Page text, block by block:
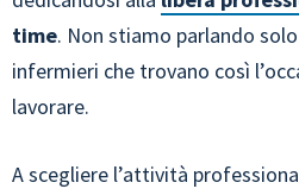
time. Non stiamo parlando
infermieri che trovano così
lavorare.
A scegliere l’attività